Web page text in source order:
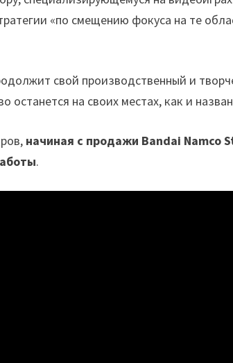
«по смещению фокуса на те
свой производственный и
на своих местах, как и
начиная с продажи Bandai Namco
.